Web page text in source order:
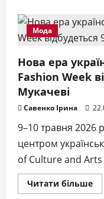
Мода
Нова ера
Fashion Week
Мукачеві
Савенко Ірина
9–10 травня 2026
центром
of Culture and Arts
Читати більше
про